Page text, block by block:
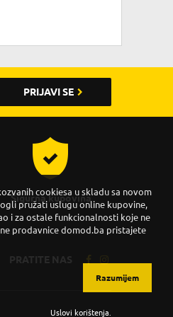
PRIJAVI SE
Sigurna kupovina
PRATITE NAS
Uslovi korištenja
cookiesa u skladu sa novom
pružati uslugu online kupovine,
i za ostale funkcionalnosti koje ne
prodavnice domod.ba pristajete
Razumijem